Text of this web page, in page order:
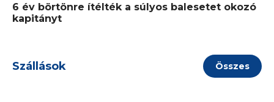
6 év börtönre ítélték a súlyos balesetet okozó
kapitányt
Szállások Összes